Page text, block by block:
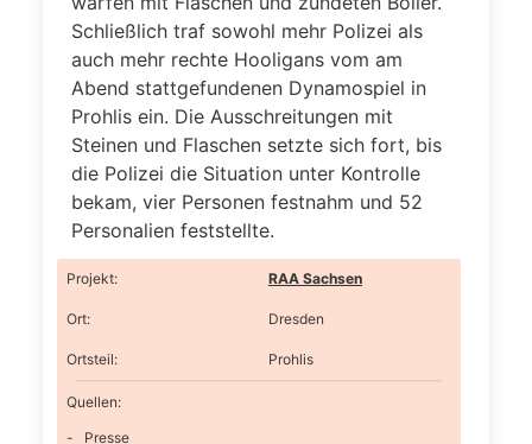
Schließlich traf sowohl mehr Polizei als
auch mehr rechte Hooligans vom am
Abend stattgefundenen Dynamospiel in
Prohlis ein. Die Ausschreitungen mit
Steinen und Flaschen setzte sich fort, bis
die Polizei die Situation unter Kontrolle
bekam, vier Personen festnahm und 52
Personalien feststellte.
Projekt: RAA Sachsen
Ort: Dresden
Ortsteil: Prohlis
Quellen:
Presse